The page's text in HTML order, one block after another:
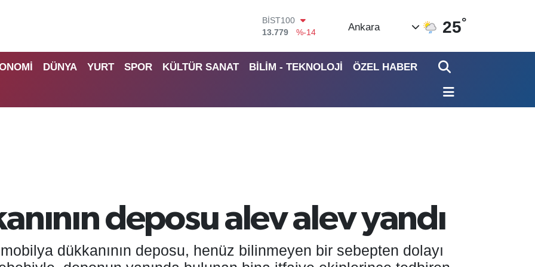
BITCOIN
64.815,30
%-0.1
EURO
Ankara 25°
DÜNYA YURT SPOR KÜLTÜR SANAT BİLİM - TEKNOLOJİ ÖZEL HABER
deposu alev alev yandı
dükkanının deposu, henüz bilinmeyen bir sebepten dolayı